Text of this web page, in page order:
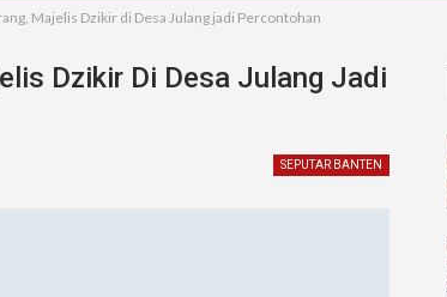
Majelis Dzikir di Desa Julang jadi Percontohan
Dzikir Di Desa Julang Jadi
SEPUTAR BANTEN